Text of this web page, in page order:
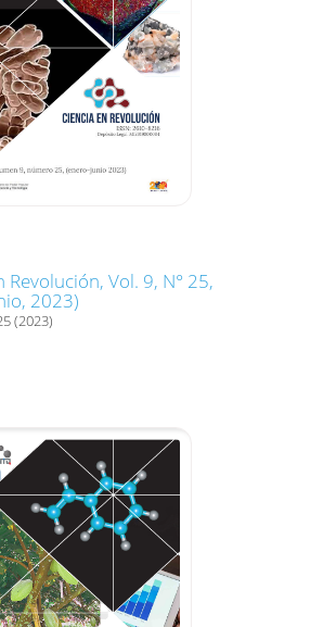
Revolución, Vol. 9, N° 25,
2023)
(2023)